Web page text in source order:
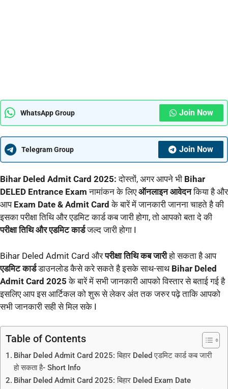
WhatsApp Group Join Now
Telegram Group Join Now
Bihar Deled Admit Card 2025: दोस्तों, अगर आपने भी Bihar
DELED Entrance Exam नामांकन के लिएऑनलाइन आवेदनकिया है और
आप Exam Date & Admit Card के बारें में जानकारी जानना चाहते है की
इसका परीक्षा तिथि और एडमिट कार्ड कब जारी होगा, तो आपको बता दे की
परीक्षा तिथि और एडमिट कार्डजल्द जारी होगा I
Bihar Deled Admit Card औरपरीक्षा तिथि कब जारीहो सकता है आप
एडमिट कार्डडाउनलोड कैसे करे सकते है इसके साथ-साथ Bihar Deled
Admit Card 2025 के बारें में सभी जानकारी आपको विस्तार से बताई गई है
इसलिए आप इस आर्टिकल को शुरू से लेकर अंत तक जरुर पढ़े ताकि आपको
सभी जानकारी सही से मिल सके I
Table of Contents
Bihar Deled Admit Card 2025: बिहार Deled एडमिट कार्ड कब जारी
हो सकता है- Short Info
Bihar Deled Admit Card 2025: बिहार Deled Exam Date